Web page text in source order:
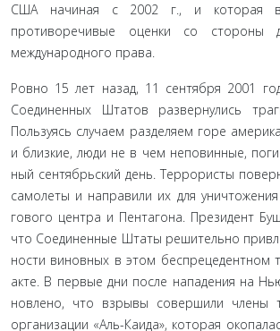
США начиная с 2002 г., и которая
противоречивые оценки со сто­роны
международного права.
Ровно 15 лет назад, 11 сентября 2001
Соединенных Штатов развернулись
Пользуясь случаем разделяем горе
и близкие, люди не в чем неповинные,
ный сентябрьский день. Террористы
самолеты и направили их для
гового центра и Пентагона. Президент
что Соединенные Штаты решительно
ности виновных в этом беспрецедентном
акте. В первые дни после нападения на
новлено, что взрывы совершили члены
ор­ганизации «Аль-Каида», которая